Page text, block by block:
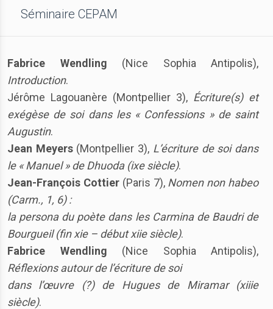
Séminaire CEPAM
Fabrice Wendling (Nice Sophia Antipolis),
Introduction.
Jérôme Lagouanère (Montpellier 3), Écriture(s) et
exégèse de soi dans les « Confessions » de saint
Augustin.
Jean Meyers (Montpellier 3), L’écriture de soi dans
le « Manuel » de Dhuoda (ixe siècle).
Jean-François Cottier(Paris 7), Nomen non habeo
(Carm., 1, 6) :
la persona du poète dans les Carmina de Baudri de
Bourgueil (fin xie – début xiie siècle).
Fabrice Wendling (Nice Sophia Antipolis),
Réflexions autour de l’écriture de soi
dans l’œuvre (?) de Hugues de Miramar (xiiie
siècle).